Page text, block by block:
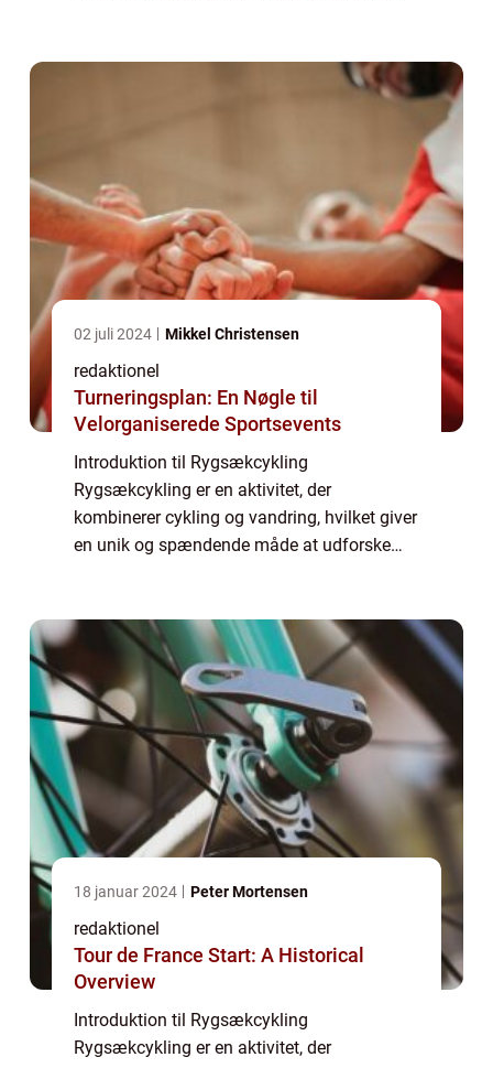
02 juli 2024 Mikkel Christensen
redaktionel
Turneringsplan: En Nøgle til
Velorganiserede Sportsevents
Introduktion til Rygsækcykling
Rygsækcykling er en aktivitet, der
kombinerer cykling og vandring, hvilket giver
en unik og spændende måde at udforske
udforske...
18 januar 2024 Peter Mortensen
redaktionel
Tour de France Start: A Historical
Overview
Introduktion til Rygsækcykling
Rygsækcykling er en aktivitet, der